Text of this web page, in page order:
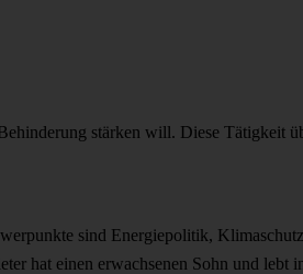
stärken will. Diese Tätigkeit
sind Energiepolitik,
hat einen erwachsenen Sohn und lebt